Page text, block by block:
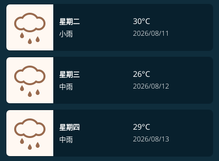
星期二
小雨
30°C
2026/08/11
星期三
中雨
26°C
2026/08/12
星期四
中雨
29°C
2026/08/13